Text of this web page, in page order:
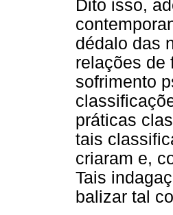
Dito isso,
dédalo das
relações de
sofrimento
práticas
tais
criaram e,
Tais
balizar tal